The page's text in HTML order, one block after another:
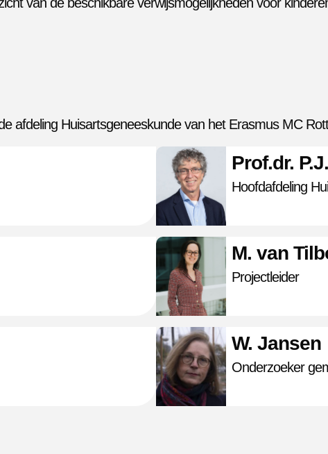
afdeling Huisartsgeneeskunde van het Erasmus MC
Prof.dr.
Hoofdafdeling
M. van
Projectleider
W. Jansen
Onderzoeker